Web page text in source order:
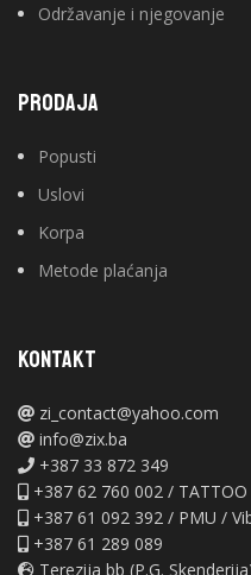
Održavanje i njegovanje
PRODAJA
Popusti
Uslovi
Korpa
Metode plaćanja
KONTAKT
zi_contact@yahoo.com
info@zix.ba
+387 33 872 349
+387 62 760 002 /
+387 61 092 392 / PMU /
+387 61 289 089
Terezija bb (P.G.